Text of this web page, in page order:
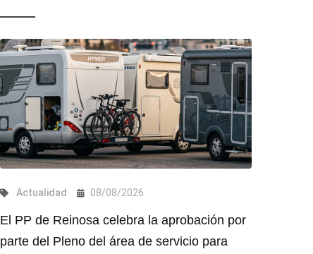
Actualidad 08/08/2026
El PP de Reinosa celebra la aprobación por
parte del Pleno del área de servicio para